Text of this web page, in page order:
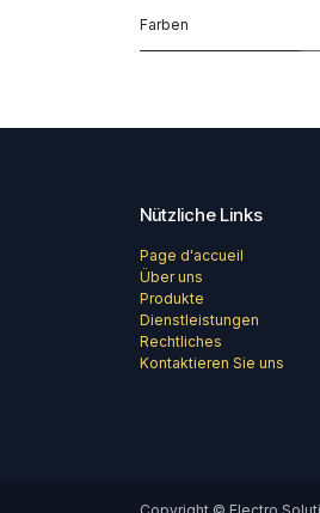
Farben
Nützliche Links
Page d'accueil
Über uns
Produkte
Dienstleistungen
Rechtliches
Kontaktieren Sie uns